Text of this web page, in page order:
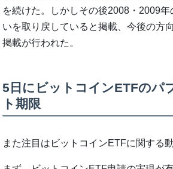
を続けた。しかしその後2008・2009
いを取り戻していると掲載、今後の方
掲載が行われた。
5日にビットコインETFのパ
ト期限
また注目はビットコインETFに関する動